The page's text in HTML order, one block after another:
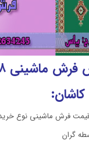
قیمت فرش ماشینی نوع